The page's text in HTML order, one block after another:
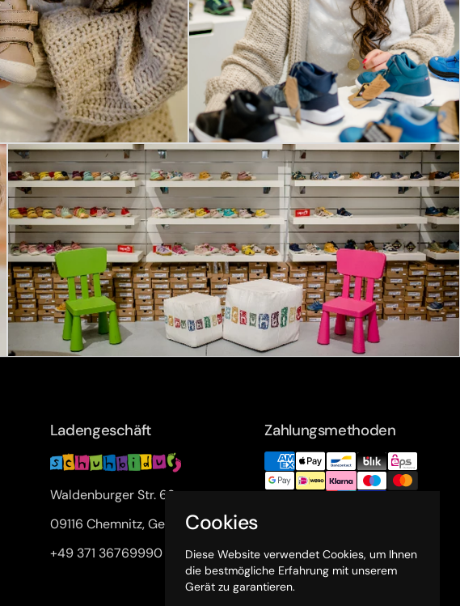
Ladengeschäft
Waldenburger Str. 63a
09116 Chemnitz, Germany
+49 371 36769990
Zahlungsmethoden
Cookies
Diese Website verwendet Cookies, um Ihnen
die bestmögliche Erfahrung mit unserem
Gerät zu garantieren.